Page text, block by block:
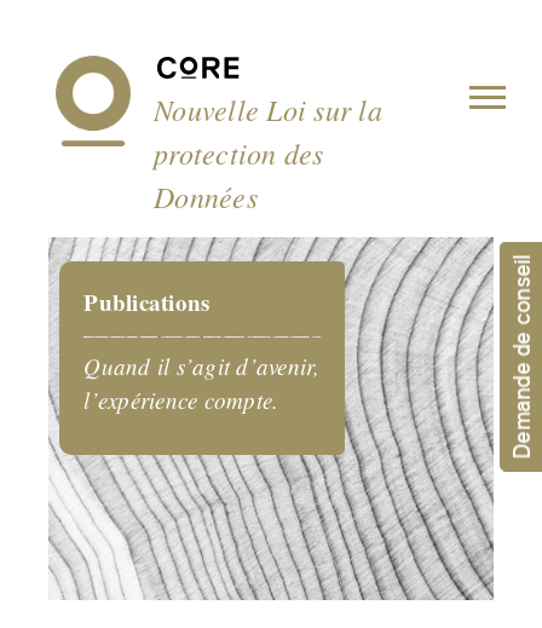
Nouvelle Loi sur la
protection des
Données
Publications
Quand il s’agit d’avenir,
l’expérience compte.
Demande de conseil